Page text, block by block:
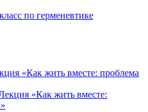
по герменевтике
«Как жить вместе: проблема